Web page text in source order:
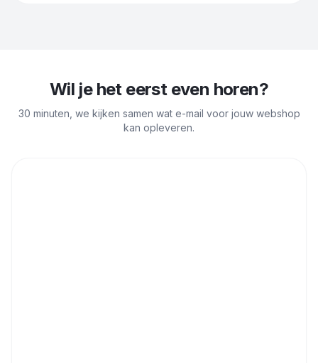
Wil je het eerst even horen?
30 minuten, we kijken samen wat e-mail voor jouw webshop
kan opleveren.